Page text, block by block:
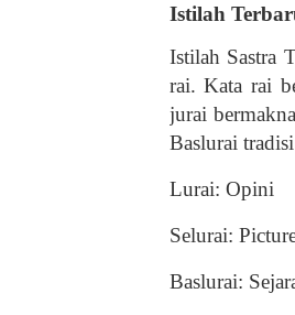
Istilah
Istilah Sastra
rai. Kata rai
jurai
Baslurai
Lurai: Opini
Selurai:
Baslurai: